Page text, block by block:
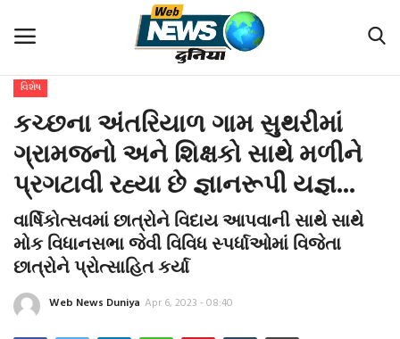
હોમ
ટોપ સ્ટોરી
આંતરરાષ્ટ્રીય
રાષ્ટ્રીય
ગુજરાત
ઇકોનોમી-ઇન્ડસ્ટ્રીઝ
વિશેષ
કચ્છના અંતરિયાળ ગામ સુથરીમાં
ગ્રામજનો અને શિક્ષકો સાથે મળીને
પ્રગટાવી રહ્યા છે જ્ઞાનરૂપી યજ્ઞ...
વાર્ષિકોત્સવમાં છાત્રોને વિદાય આપવાની સાથે સાથે
મોક વિધાનસભા જેવી વિવિધ સ્પર્ધાઓમાં વિજેતા
છાત્રોને પ્રોત્સાહિત કર્યા
Web News Duniya Apr 6, 2023 - 08:40